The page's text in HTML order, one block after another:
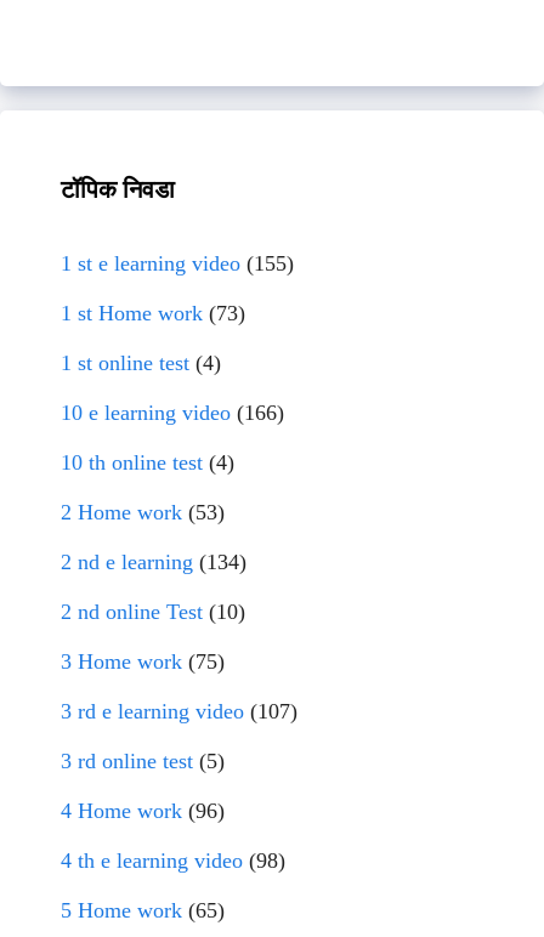
टॉपिक निवडा
1 st e learning video (155)
1 st Home work (73)
1 st online test (4)
10 e learning video (166)
10 th online test (4)
2 Home work (53)
2 nd e learning (134)
2 nd online Test (10)
3 Home work (75)
3 rd e learning video (107)
3 rd online test (5)
4 Home work (96)
4 th e learning video (98)
5 Home work (65)